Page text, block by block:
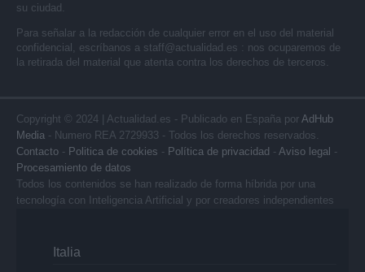
su ciudad.
Para señalar a la redacción de cualquier error en el uso del material
confidencial, escríbanos a staff@actualidad.es : nos ocuparemos de
la retirada del material que atenta contra los derechos de terceros.
Copyright © 2024 | Actualidad.es - Publicado en España por AdHub
Media - Numero REA 2729933 - Todos los derechos reservados.
Contacto - Politica de cookies - Política de privacidad - Aviso legal -
Procesamiento de datos
Todos los contenidos se han realizado de forma híbrida por una
tecnología con Inteligencia Artificial y por creadores independientes
Italia